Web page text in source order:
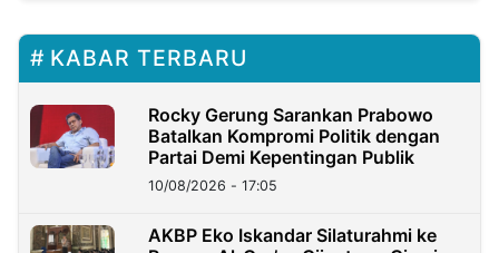
KABAR TERBARU
Rocky Gerung Sarankan Prabowo
Batalkan Kompromi Politik dengan
Partai Demi Kepentingan Publik
10/08/2026 - 17:05
AKBP Eko Iskandar Silaturahmi ke